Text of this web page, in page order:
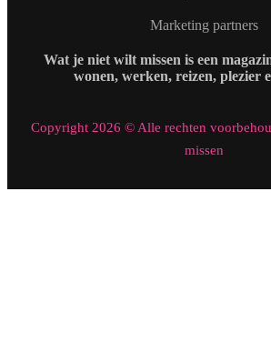
Marketing partners
Wat je niet wilt missen is een
wonen, werken, reizen, plezier
Copyright 2026 © Alle rechten
missen